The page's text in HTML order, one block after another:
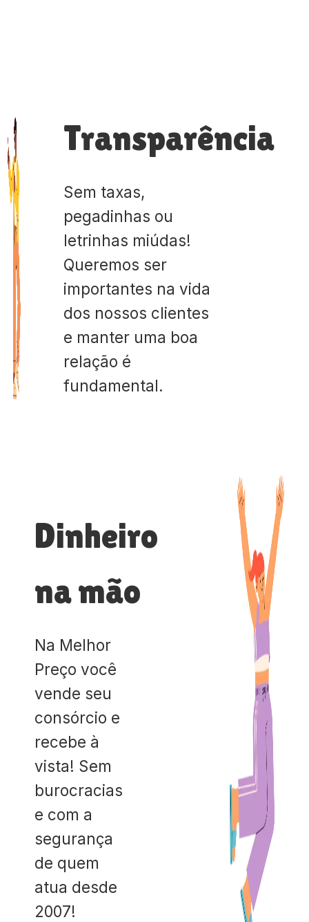
Transparência
Sem taxas,
pegadinhas ou
letrinhas miúdas!
Queremos ser
importantes na vida
dos nossos clientes
e manter uma boa
relação é
fundamental.
Dinheiro
na mão
Na Melhor
Preço você
vende seu
consórcio e
recebe à
vista! Sem
burocracias
e com a
segurança
de quem
atua desde
2007!